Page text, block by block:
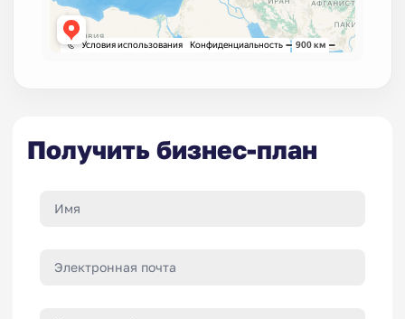
Получить бизнес-план